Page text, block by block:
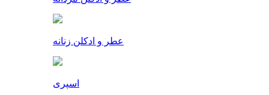
عطر و ادکلن زنانه
اسپری